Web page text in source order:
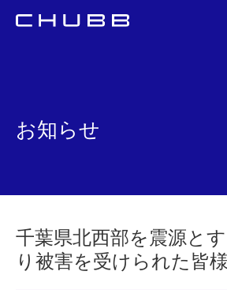
お知らせ
千葉県北西部を震源と
り被害を受けられた皆